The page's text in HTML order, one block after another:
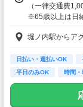
（一律交通費
※65歳以上は日
※70歳以上は日
---
■交通誘導2級以
日給1万4,000円
※65歳以上は日
※70歳以上は日
堀ノ内駅からア
日払い・週払いOK
平日のみOK
時間
副業・ＷワークOK